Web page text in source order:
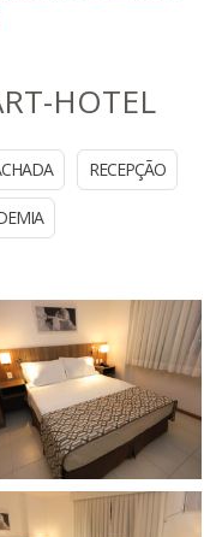
HOTEL
RECEPÇÃO